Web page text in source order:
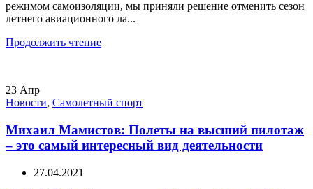
режимом самоизоляции, мы приняли решение отменить сезон
летнего авиационного ла...
Продолжить чтение
23 Апр
Новости, Самолетный спорт
Михаил Мамистов: Полеты на высший пилотаж
– это самый интересный вид деятельности
27.04.2021